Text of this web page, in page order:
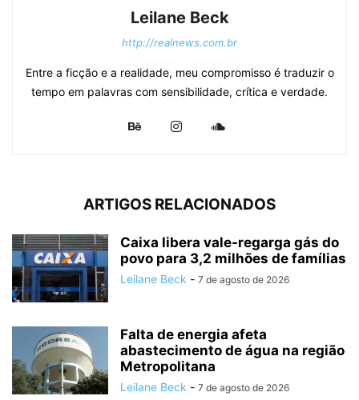
Leilane Beck
http://realnews.com.br
Entre a ficção e a realidade, meu compromisso é traduzir o
tempo em palavras com sensibilidade, crítica e verdade.
ARTIGOS RELACIONADOS
Caixa libera vale-regarga gás do
povo para 3,2 milhões de famílias
Leilane Beck - 7 de agosto de 2026
Falta de energia afeta
abastecimento de água na região
Metropolitana
Leilane Beck - 7 de agosto de 2026